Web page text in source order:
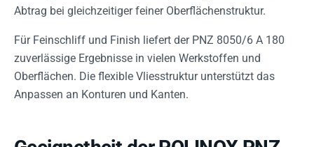
Abtrag bei gleichzeitiger feiner Oberflächenstruktur.
Für Feinschliff und Finish liefert der PNZ 8050/6 A 180
zuverlässige Ergebnisse in vielen Werkstoffen und
Oberflächen. Die flexible Vliesstruktur unterstützt das
Anpassen an Konturen und Kanten.